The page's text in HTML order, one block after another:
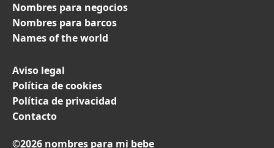
Nombres para negocios
Nombres para barcos
Names of the world
Aviso legal
Política de cookies
Política de privacidad
Contacto
©2026 nombres para mi bebe